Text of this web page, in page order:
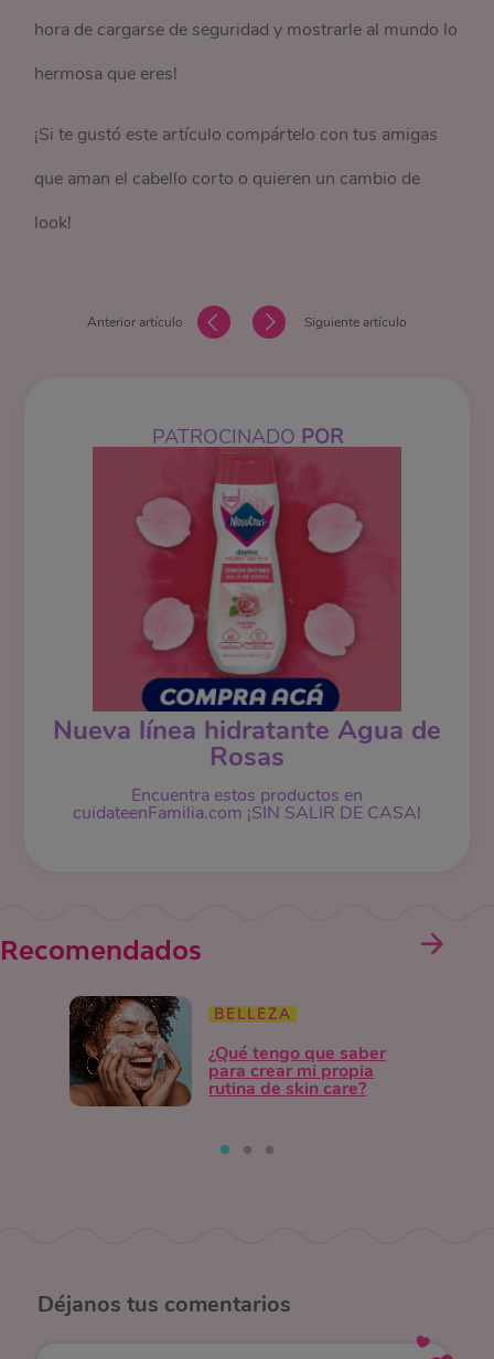
hora de cargarse de seguridad y mostrarle al mundo lo
hermosa que eres!
¡Si te gustó este artículo compártelo con tus amigas
que aman el cabello corto o quieren un cambio de
look!
Anterior artículo Siguiente artículo
PATROCINADO POR
Nueva línea hidratante Agua de
Rosas
Encuentra estos productos en
cuidateenFamilia.com ¡SIN SALIR DE CASA!
Recomendados
BELLEZA
¿Qué tengo que saber
para crear mi propia
rutina de skin care?
Déjanos tus comentarios